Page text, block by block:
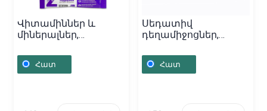
Վիտամիններ և
միներալներ,
օշարակ «Kidz»,
Ռուսաստան
Հատ
Սեդատիվ
դեղամիջոցներ,
Բելառուս
Հատ